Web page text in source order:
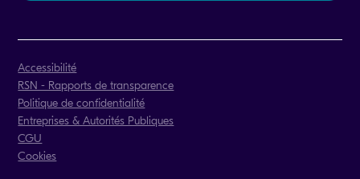
Accessibilité
RSN - Rapports de transparence
Politique de confidentialité
Entreprises & Autorités Publiques
CGU
Cookies